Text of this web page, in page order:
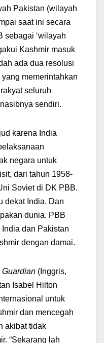
Pakistan (wilayah
saat ini secara
sebagai ‘wilayah
Kashmir masuk
ada dua resolusi
memerintahkan
seluruh
sendiri.
karena India
negara untuk
dari tahun 1958-
Soviet di DK PBB.
dekat India. Dan
dunia. PBB
dan Pakistan
dengan damai.
Guardian (Inggris,
Isabel Hilton
untuk
dan mencegah
akibat tidak
“Sekarang lah